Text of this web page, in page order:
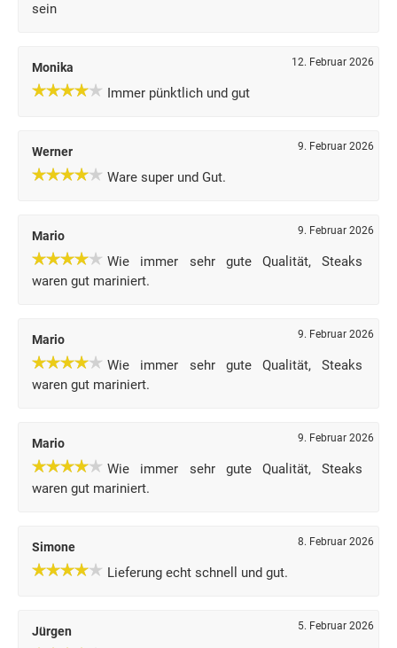
sein
Monika 12. Februar 2026
Immer pünktlich und gut
Werner 9. Februar 2026
Ware super und Gut.
Mario 9. Februar 2026
Wie immer sehr gute Qualität, Steaks
waren gut mariniert.
Mario 9. Februar 2026
Wie immer sehr gute Qualität, Steaks
waren gut mariniert.
Mario 9. Februar 2026
Wie immer sehr gute Qualität, Steaks
waren gut mariniert.
Simone 8. Februar 2026
Lieferung echt schnell und gut.
Jürgen 5. Februar 2026